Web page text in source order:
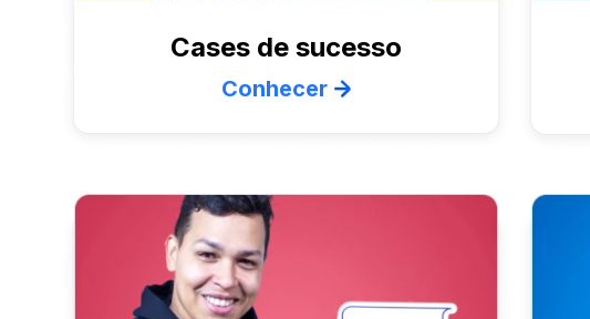
Cases de sucesso
Conhecer